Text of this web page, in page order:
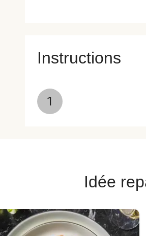
Instructions
1
Idée